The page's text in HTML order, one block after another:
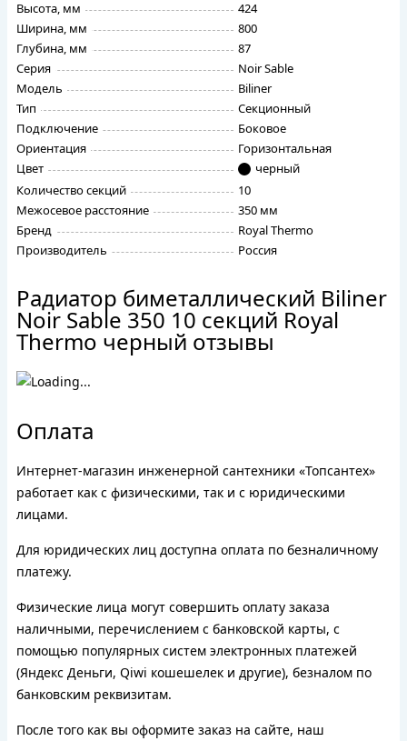
Высота, мм
424
Ширина, мм
800
Глубина, мм
87
Серия
Noir Sable
Модель
Biliner
Тип
Секционный
Подключение
Боковое
Ориентация
Горизонтальная
Цвет
черный
Количество секций
10
Межосевое расстояние
350 мм
Бренд
Royal Thermo
Производитель
Россия
Радиатор биметаллический Biliner
Noir Sable 350 10 секций Royal
Thermo черный отзывы
Оплата
Интернет-магазин инженерной сантехники «Топсантех»
работает как с физическими, так и с юридическими
лицами.
Для юридических лиц доступна оплата по безналичному
платежу.
Физические лица могут совершить оплату заказа
наличными, перечислением с банковской карты, с
помощью популярных систем электронных платежей
(Яндекс Деньги, Qiwi кошешелек и другие), безналом по
банковским реквизитам.
После того как вы оформите заказ на сайте, наш